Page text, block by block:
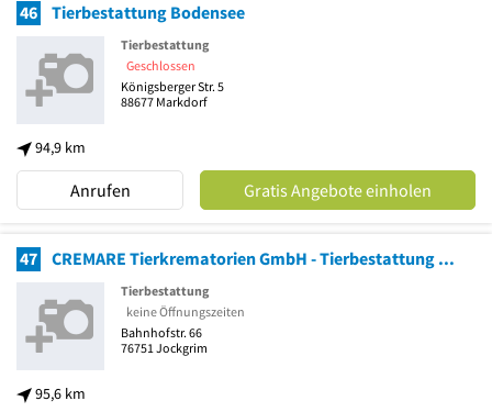
46 Tierbestattung Bodensee
94,9 km
Tierbestattung
Geschlossen
Königsberger Str. 5
88677 Markdorf
Anrufen Gratis Angebote einholen
47 CREMARE Tierkrematorien GmbH - Tierbestattung Karlsruhe
95,6 km
Tierbestattung
keine Öffnungszeiten
Bahnhofstr. 66
76751 Jockgrim